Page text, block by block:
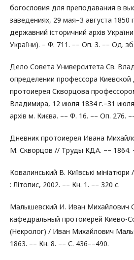
богословия для преподавания в
заведениях, 29 мая–3 августа 1850
державний історичний архів
України). – Ф. 711. –– Оп. 3. –– Од.
Дело Совета Университета Св.
определении профессора
протоиерея Скворцова
Владимира, 12 июля 1834 г.–31
архів м. Києва. –– Ф. 16. –– Оп. 276.
Дневник протоиерея Ивана
М. Скворцов // Труды КДА. –– 1864.
Ковалинський В. Київські
: Літопис, 2002. –– Кн. 1. –– 320 с.
Малышевский И. Иван Михайлович
кафедральный протоиерей Киево-
(Некролог) / Иван Михайлович
1863. –– Кн. 8. –– С. 436––490.